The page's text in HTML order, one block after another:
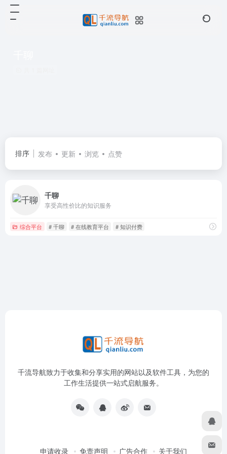
排序 发布 更新 浏览 点赞
千聊
享受高性价比的知识服务
综合平台 # 千聊 # 在线教育平台 # 知识付费
千流导航致力于收集和分享实用的网站以及软件工具，为您的
工作生活提供一站式启航服务。
申请收录 免责声明 广告合作 关于我们